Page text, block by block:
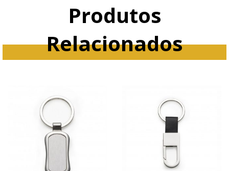
Produtos
Relacionados